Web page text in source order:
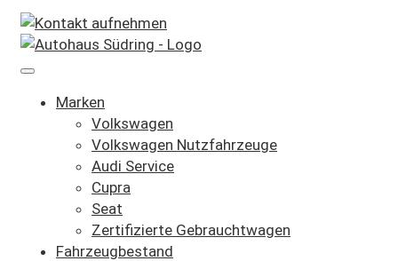
Marken
Volkswagen
Volkswagen Nutzfahrzeuge
Audi Service
Cupra
Seat
Zertifizierte Gebrauchtwagen
Fahrzeugbestand